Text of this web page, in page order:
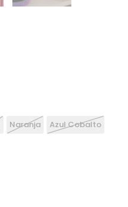
Naranja Azul Cobalto